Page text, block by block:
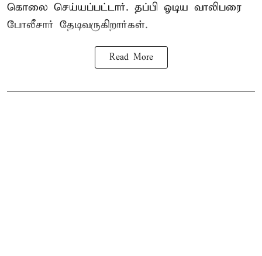
கொலை செய்யப்பட்டார். தப்பி ஓடிய வாலிபரை
போலீசார் தேடிவருகிறார்கள்.
Read More